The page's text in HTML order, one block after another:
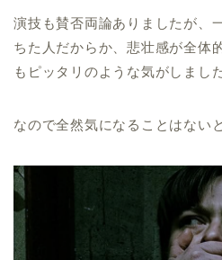
演技も賛否両論ありましたが、
ちた人だからか、悲壮感が全体
もピッタリのような気がしました
なので全然気になることはない